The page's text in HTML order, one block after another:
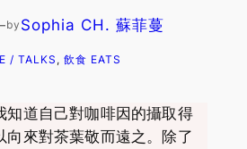
by Sophia CH. 蘇菲蔓
/ TALKS , 飲食 EATS
知道自己對咖啡因的攝取得
向來對茶葉敬而遠之。除了